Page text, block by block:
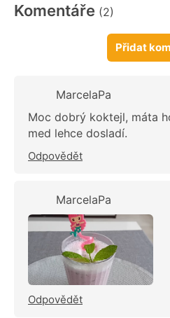
Komentáře (2)
Přidat
MarcelaPa
Moc dobrý koktejl, máta
med lehce dosladí.
Odpovědět
MarcelaPa
Odpovědět